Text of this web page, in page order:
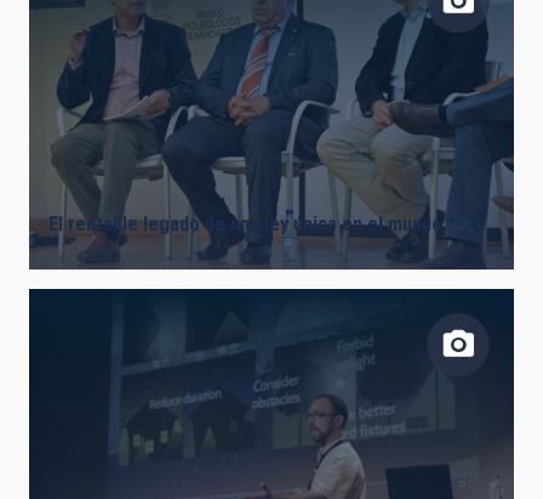
El rentable legado de una ley única en el mundo